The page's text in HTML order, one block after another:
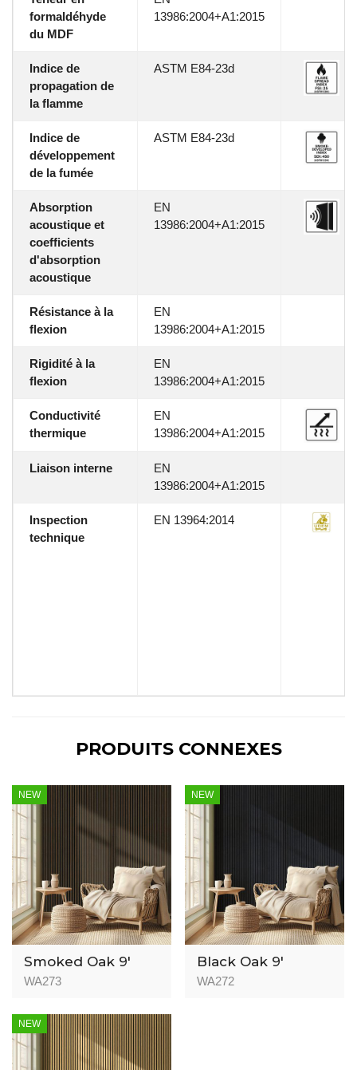
formaldéhyde
du MDF
13986:2004+A1:2015
Indice de
propagation de
la flamme
ASTM E84-23d
Indice de
développement
de la fumée
ASTM E84-23d
Absorption
acoustique et
coefficients
d'absorption
acoustique
EN
13986:2004+A1:2015
Résistance à la
flexion
EN
13986:2004+A1:2015
Rigidité à la
flexion
EN
13986:2004+A1:2015
Conductivité
thermique
EN
13986:2004+A1:2015
Liaison interne
EN
13986:2004+A1:2015
Inspection
technique
EN 13964:2014
PRODUITS CONNEXES
NEW
Smoked Oak 9′
WA273
NEW
Black Oak 9′
WA272
NEW